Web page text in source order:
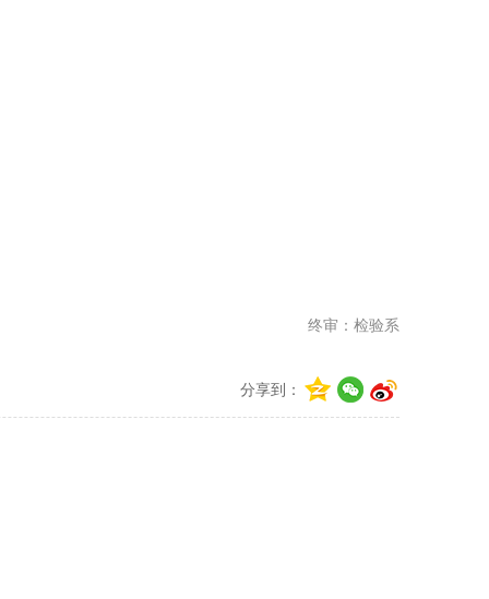
终审：检验系
分享到：